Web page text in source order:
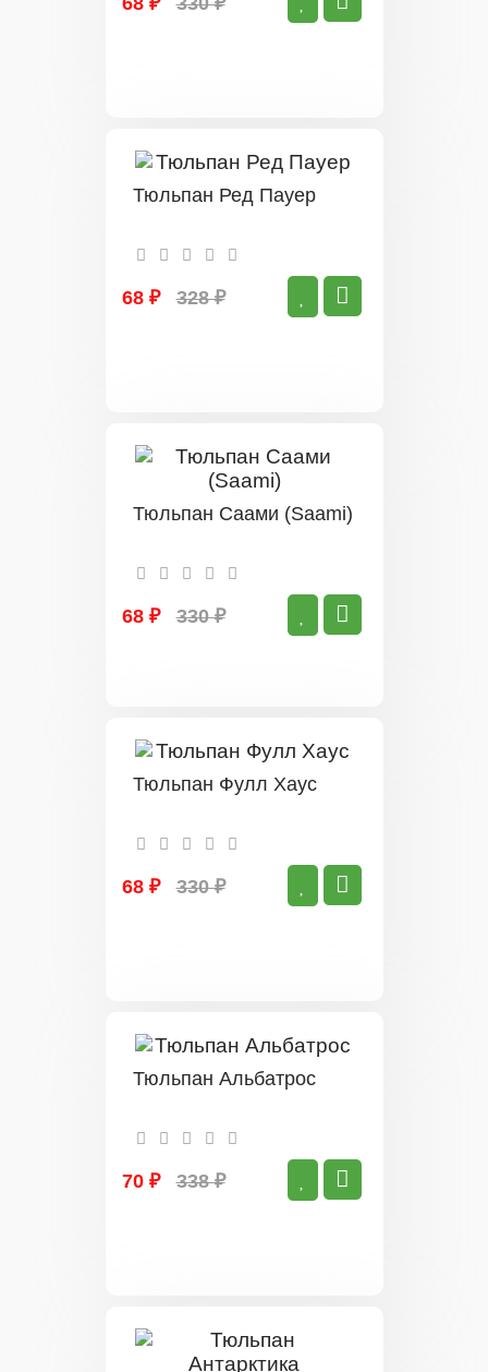
Тюльпан Ред Пауер
68 ₽ 328 ₽
Тюльпан Саами (Saami)
68 ₽ 330 ₽
Тюльпан Фулл Хаус
68 ₽ 330 ₽
Тюльпан Альбатрос
70 ₽ 338 ₽